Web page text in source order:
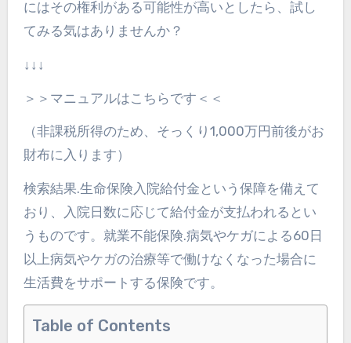
にはその権利がある可能性が高いとしたら、試し
てみる気はありませんか？
↓↓↓
＞＞マニュアルはこちらです＜＜
（非課税所得のため、そっくり1,000万円前後がお
財布に入ります）
検索結果.生命保険入院給付金という保障を備えて
おり、入院日数に応じて給付金が支払われるとい
うものです。就業不能保険.病気やケガによる60日
以上病気やケガの治療等で働けなくなった場合に
生活費をサポートする保険です。
Table of Contents